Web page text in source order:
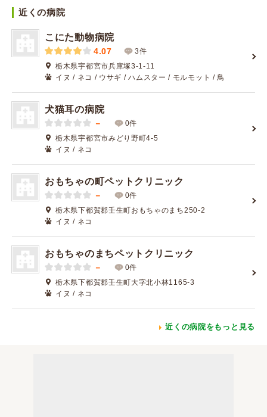
近くの病院
こにた動物病院
4.07
3件
栃木県宇都宮市兵庫塚3-1-11
イヌ / ネコ / ウサギ / ハムスター / モルモット / 鳥
犬猫耳の病院
－
0件
栃木県宇都宮市みどり野町4-5
イヌ / ネコ
おもちゃの町ペットクリニック
－
0件
栃木県下都賀郡壬生町おもちゃのまち250-2
イヌ / ネコ
おもちゃのまちペットクリニック
－
0件
栃木県下都賀郡壬生町大字北小林1165-3
イヌ / ネコ
近くの病院をもっと見る